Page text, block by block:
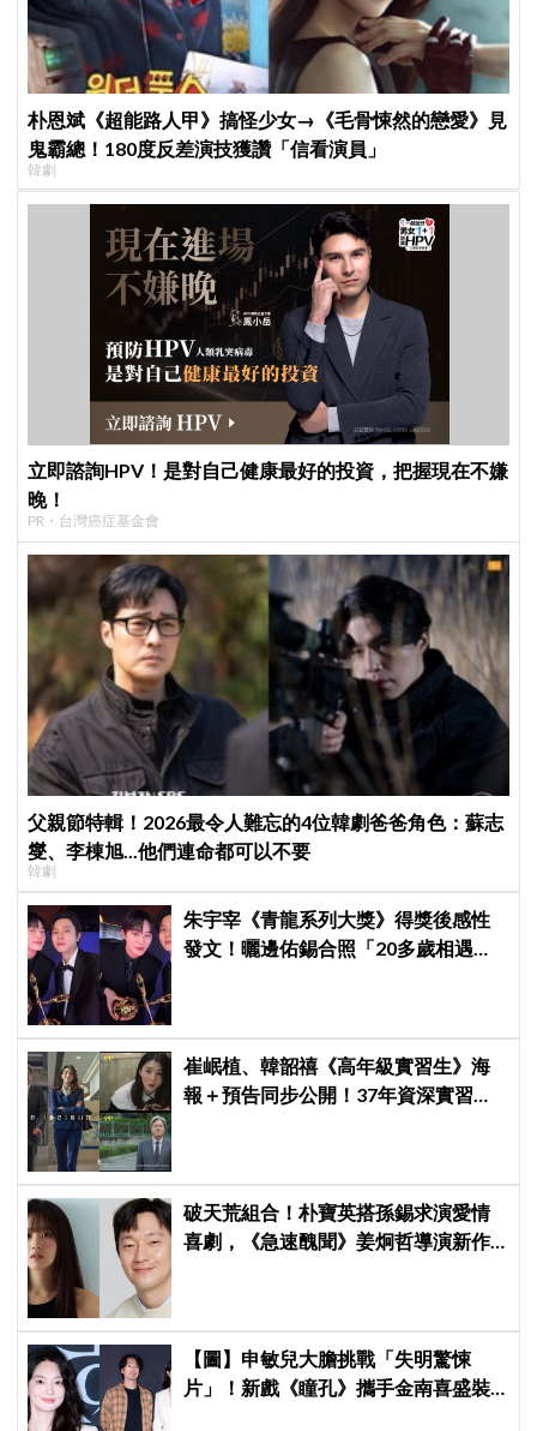
朴恩斌《超能路人甲》搞怪少女→《毛骨悚然的戀愛》見
鬼霸總！180度反差演技獲讚「信看演員」
韓劇
立即諮詢HPV！是對自己健康最好的投資，把握現在不嫌
晚！
PR・台灣癌症基金會
父親節特輯！2026最令人難忘的4位韓劇爸爸角色：蘇志
燮、李棟旭...他們連命都可以不要
韓劇
朱宇宰《青龍系列大獎》得獎後感性
發文！曬邊佑錫合照「20多歲相遇，
崔岷植、韓韶禧《高年級實習生》海
報＋預告同步公開！37年資深實習生
破天荒組合！朴寶英搭孫錫求演愛情
喜劇，《急速醜聞》姜炯哲導演新作
【圖】申敏兒大膽挑戰「失明驚悚
片」！新戲《瞳孔》攜手金南喜盛裝